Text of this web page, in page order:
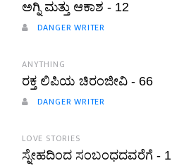
ಅಗ್ನಿ ಮತ್ತು ಆಕಾಶ - 12
DANGER WRITER
ANYTHING
ರಕ್ತ ಲಿಪಿಯ ಚಿರಂಜೀವಿ - 66
DANGER WRITER
LOVE STORIES
ಸ್ನೇಹದಿಂದ ಸಂಬಂಧದವರೆಗೆ - 1